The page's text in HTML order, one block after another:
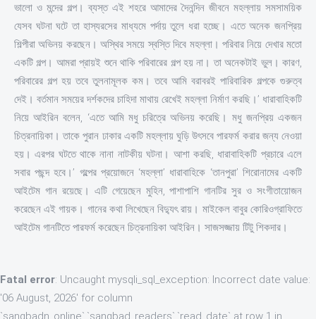
ভালো ও মন্দের গল্প। ব্যস্ত এই শহরে আমাদের দৈনন্দিন জীবনে মহল্লায় সমসাময়িক
যেসব ঘটনা ঘটে তা হাস্যরসের মাধ্যমে পর্দায় তুলে ধরা হচ্ছে। এতে অনেক জনপ্রিয়
শিল্পীরা অভিনয় করছেন। অস্থির সময়ে স্বস্তি দিবে মহল্লা। পরিবার নিয়ে দেখার মতো
একটি গল্প। আমরা প্রায়ই শুনে থাকি পরিবারের গল্প হয় না। তা অনেকটাই ভুল। কারণ,
পরিবারের গল্প হয় তবে তুলনামূলক কম। তবে আমি বরাবরই পারিবারিক গল্পকে গুরুত্ব
দেই। বর্তমান সময়ের দর্শকদের চাহিদা মাথায় রেখেই মহল্লা নির্মাণ করছি।’ ধারাবাহিকটি
নিয়ে আইরিন বলেন, ‘এতে আমি মধু চরিত্রে অভিনয় করেছি। মধু জনপ্রিয় একজন
চিত্রনায়িকা। তাকে পুরান ঢাকার একটি মহল্লায় ঘুড়ি উৎসবে পারফর্ম করার জন্য নেওয়া
হয়। এরপর ঘটতে থাকে নানা নাটকীয় ঘটনা। আশা করছি, ধারাবাহিকটি প্রচারে এলে
সবার পছন্দ হবে।’ গল্পের প্রয়োজনে ‘মহল্লা’ ধারাবাহিকে ‘তানপুরা’ শিরোনামের একটি
আইটেম গান রয়েছে। এটি গেয়েছেন মুহিন, পাশাপাশি গানটির সুর ও সংগীতায়োজন
করেছেন এই গায়ক। গানের কথা লিখেছেন বিদ্যুৎ রায়। মাইকেল বাবুর কোরিওগ্রাফিতে
আইটেম গানটিতে পারফর্ম করেছেন চিত্রনায়িকা আইরিন। সাজসজ্জায় টিটু শিকদার।
Fatal error: Uncaught mysqli_sql_exception: Incorrect date value:
'06 August, 2026' for column
`sangbadn_online`.`sangbad_readers`.`read_date` at row 1 in